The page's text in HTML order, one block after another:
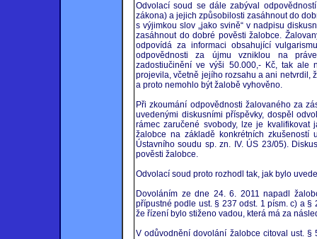
Odvolací soud se dále zabýval
zákona) a jejich způsobilosti zasáhnout do
s výjimkou slov „jako svině“ v nadpisu
zasáhnout do dobré pověsti žalobce.
odpovídá za informaci obsahující
odpovědnosti za újmu vzniklou na
zadostiučinění ve výši 50.000,- Kč, tak ale
projevila, včetně jejího rozsahu a ani netvrdil,
a proto nemohlo být žalobě vyhověno.
Při zkoumání odpovědnosti žalovaného za
uvedenými diskusními příspěvky, dospěl
rámec zaručené svobody, lze je kvalifikovat
žalobce na základě konkrétních
Ústavního soudu sp. zn. IV. ÚS 23/05).
pověsti žalobce.
Odvolací soud proto rozhodl tak, jak bylo
Dovoláním ze dne 24. 6. 2011 napadl
přípustné podle ust. § 237 odst. 1 písm. c) a
že řízení bylo stiženo vadou, která má za
V odůvodnění dovolání žalobce citoval ust.